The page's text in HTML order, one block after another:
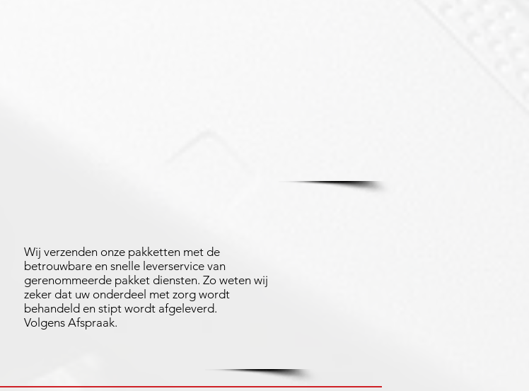
Wij verzenden onze pakketten met de
betrouwbare en snelle leverservice van
gerenommeerde pakket diensten. Zo weten wij
zeker dat uw onderdeel met zorg wordt
behandeld en stipt wordt afgeleverd.
Volgens Afspraak.